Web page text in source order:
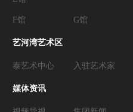
F馆 G馆
艺河湾艺术区
泰艺术中心 入驻艺术家
媒体资讯